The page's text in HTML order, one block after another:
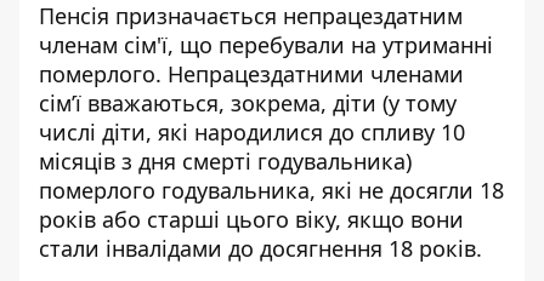
Пенсія призначається непрацездатним
членам сім'ї, що перебували на утриманні
померлого. Непрацездатними членами
сім’ї вважаються, зокрема, діти (у тому
числі діти, які народилися до спливу 10
місяців з дня смерті годувальника)
померлого годувальника, які не досягли 18
років або старші цього віку, якщо вони
стали інвалідами до досягнення 18 років.